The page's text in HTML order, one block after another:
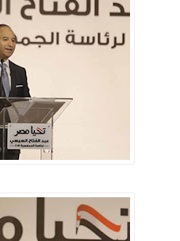
أفضل تطبيقات الهواتف الذكية
كيف تنشئ موقع تربح منه في 7 خطوات شرح خطوة بخطوة
كريم جاراميسين لعلاج البكتيريا
فيرس كورونا السلطات الصحية
رسميًا.. إلغاء امتحانات الشهادة
التعليم: امتحان الثانوية
منتصف مارس